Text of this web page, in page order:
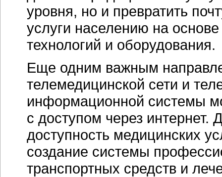
уровня, но и превратить
услуги населению на
технологий и оборудования.
Еще одним важным
телемедицинской сети и
информационной системы
с доступом через
доступность медицинских
создание системы
транспортных средств и